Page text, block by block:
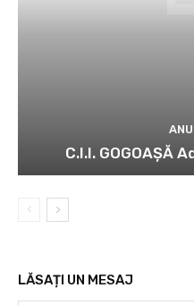
C.I.I. GOGOAŞĂ
LĂSAȚI UN MESAJ